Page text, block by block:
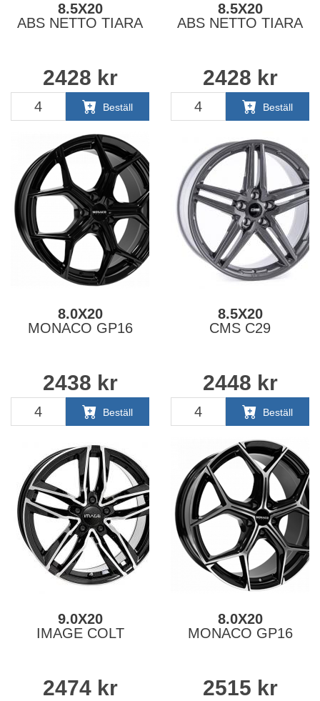
8.5X20
ABS NETTO TIARA
2428 kr
Beställ
8.5X20
ABS NETTO TIARA
2428 kr
Beställ
8.0X20
MONACO GP16
2438 kr
Beställ
8.5X20
CMS C29
2448 kr
Beställ
9.0X20
IMAGE COLT
2474kr
8.0X20
MONACO GP16
2515 kr